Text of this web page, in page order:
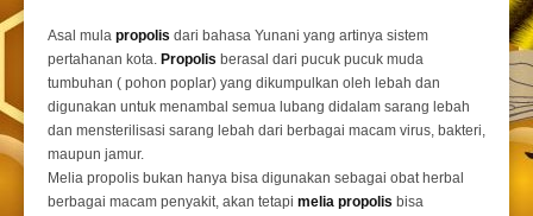
Asal mula propolis dari bahasa Yunani yang artinya sistem
pertahanan kota. Propolis berasal dari pucuk pucuk muda
tumbuhan ( pohon poplar) yang dikumpulkan oleh lebah dan
digunakan untuk menambal semua lubang didalam sarang lebah
dan mensterilisasi sarang lebah dari berbagai macam virus, bakteri,
maupun jamur.
Melia propolis bukan hanya bisa digunakan sebagai obat herbal
berbagai macam penyakit, akan tetapi melia propolis bisa